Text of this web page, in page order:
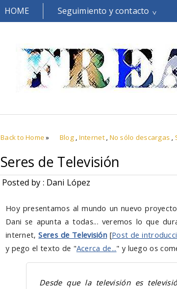
HOME Seguimiento y contacto
Back to Home » Blog, Internet, No sólo descargas ,
Seres de Televisión
Posted by : Dani López
Hoy presentamos al mundo un nuevo
Dani se apunta a todas... veremos lo que
internet,Seres de Televisión[Post de
y pego el texto de "Acerca de..." y luego os
Desde que la televisión es